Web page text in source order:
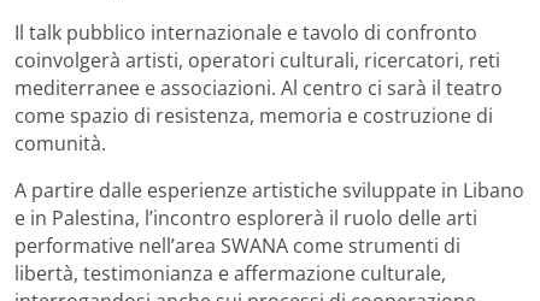
Il talk pubblico internazionale e tavolo di confronto
coinvolgerà artisti, operatori culturali, ricercatori, reti
mediterranee e associazioni. Al centro ci sarà il teatro
come spazio di resistenza, memoria e costruzione di
comunità.
A partire dalle esperienze artistiche sviluppate in Libano
e in Palestina, l’incontro esplorerà il ruolo delle arti
performative nell’area SWANA come strumenti di
libertà, testimonianza e affermazione culturale,